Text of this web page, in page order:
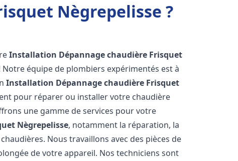
Nègrepelisse ?
Installation Dépannage chaudière Frisquet
équipe de plombiers expérimentés est à
Installation Dépannage chaudière Frisquet
pour réparer ou installer votre chaudière
une gamme de services pour votre
Nègrepelisse, notamment la réparation, la
Nous travaillons avec des pièces de
de votre appareil. Nos techniciens sont